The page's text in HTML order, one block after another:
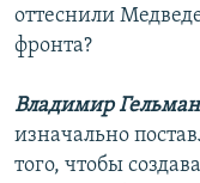
оттеснили
фронта?
Владимир
изначально
того, чтобы